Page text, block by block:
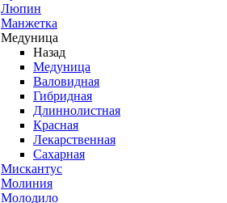
Люпин
Манжетка
Медуница
Назад
Медуница
Валовидная
Гибридная
Длиннолистная
Красная
Лекарственная
Сахарная
Мискантус
Молиния
Молодило